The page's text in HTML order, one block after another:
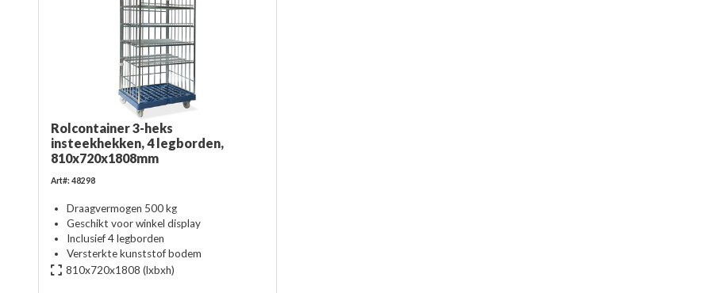
Rolcontainer 3-heks
insteekhekken, 4 legborden,
810x720x1808mm
Art#: 48298
Draagvermogen 500 kg
Geschikt voor winkel display
Inclusief 4 legborden
Versterkte kunststof bodem
810x720x1808 (lxbxh)